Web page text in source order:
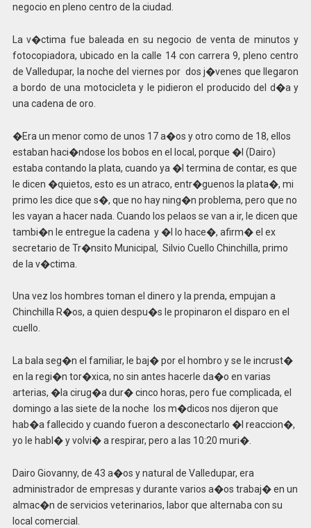
negocio en pleno centro de la ciudad.
La v�ctima fue baleada en su negocio de venta de minutos y
fotocopiadora, ubicado en la calle 14 con carrera 9, pleno centro
de Valledupar, la noche del viernes por dos j�venes que llegaron
a bordo de una motocicleta y le pidieron el producido del d�a y
una cadena de oro.
�Era un menor como de unos 17 a�os y otro como de 18, ellos
estaban haci�ndose los bobos en el local, porque �l (Dairo)
estaba contando la plata, cuando ya �l termina de contar, es que
le dicen �quietos, esto es un atraco, entr�guenos la plata�, mi
primo les dice que s�, que no hay ning�n problema, pero que no
les vayan a hacer nada. Cuando los pelaos se van a ir, le dicen que
tambi�n le entregue la cadena y �l lo hace�, afirm� el ex
secretario de Tr�nsito Municipal, Silvio Cuello Chinchilla, primo
de la v�ctima.
Una vez los hombres toman el dinero y la prenda, empujan a
Chinchilla R�os, a quien despu�s le propinaron el disparo en el
cuello.
La bala seg�n el familiar, le baj� por el hombro y se le incrust�
en la regi�n tor�xica, no sin antes hacerle da�o en varias
arterias, �la cirug�a dur� cinco horas, pero fue complicada, el
domingo a las siete de la noche los m�dicos nos dijeron que
hab�a fallecido y cuando fueron a desconectarlo �l reaccion�,
yo le habl� y volvi� a respirar, pero a las 10:20 muri�.
Dairo Giovanny, de 43 a�os y natural de Valledupar, era
administrador de empresas y durante varios a�os trabaj� en un
almac�n de servicios veterinarios, labor que alternaba con su
local comercial.